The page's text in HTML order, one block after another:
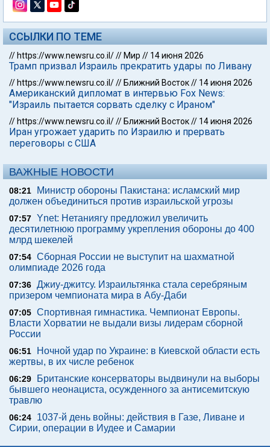
ССЫЛКИ ПО ТЕМЕ
// https://www.newsru.co.il/// Мир // 14 июня 2026
Трамп призвал Израиль прекратить удары по Ливану
// https://www.newsru.co.il/// Ближний Восток// 14 июня 2026
Американский дипломат в интервью Fox News:
"Израиль пытается сорвать сделку с Ираном"
// https://www.newsru.co.il/// Ближний Восток// 14 июня 2026
Иран угрожает ударить по Израилю и прервать
переговоры с США
ВАЖНЫЕ НОВОСТИ
08:21
Министр обороны Пакистана: исламский мир
должен объединиться против израильской угрозы
07:57 Ynet: Нетаниягу предложил увеличить
десятилетнюю программу укрепления обороны до 400
млрд шекелей
07:54 Сборная России не выступит на шахматной
олимпиаде 2026 года
07:36 Джиу-джитсу. Израильтянка стала серебряным
призером чемпионата мира в Абу-Даби
07:05 Спортивная гимнастика. Чемпионат Европы.
Власти Хорватии не выдали визы лидерам сборной
России
06:51
Ночной удар по Украине: в Киевской области есть
жертвы, в их числе ребенок
06:29
Британские консерваторы выдвинули на выборы
бывшего неонациста, осужденного за антисемитскую
травлю
06:24
1037-й день войны: действия в Газе, Ливане и
Сирии, операции в Иудее и Самарии